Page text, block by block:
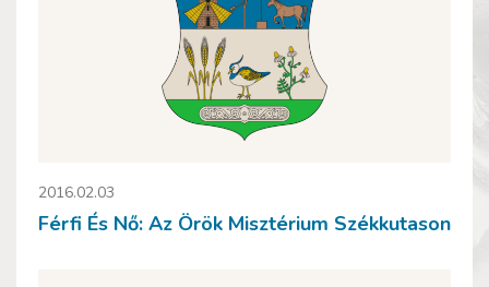
2016.02.03
Férfi És Nő: Az Örök Misztérium Székkutason